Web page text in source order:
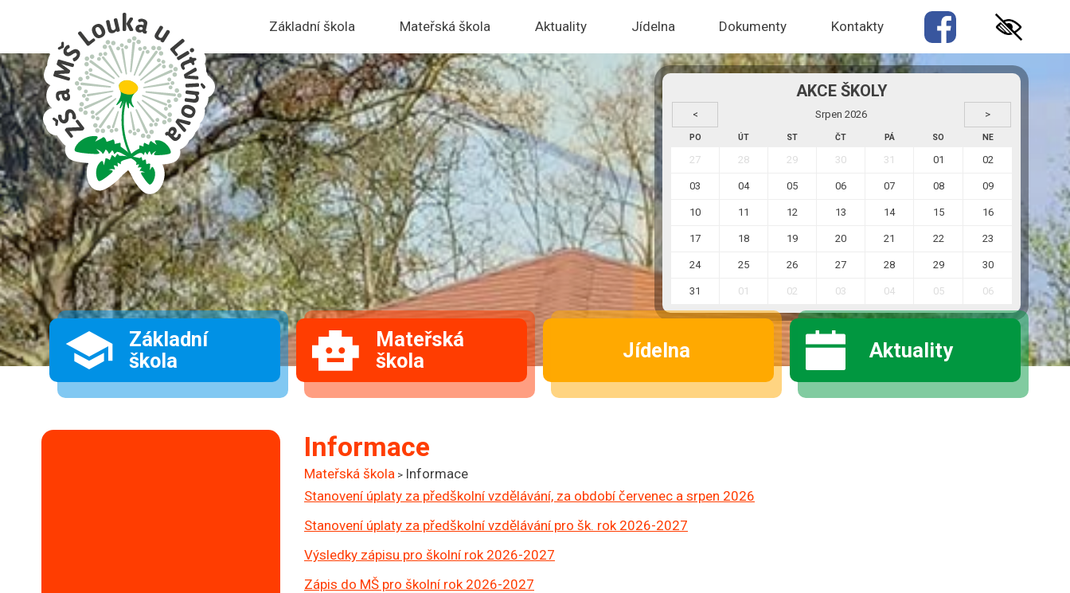
Základní škola Mateřská škola Aktuality Jídelna Dokumenty Kontakty
< Srpen 2026 >
PO ÚT ST ČT PÁ SO NE
27 28 29 30 31 01 02
03 04 05 06 07 08 09
10 11 12 13 14 15 16
17 18 19 20 21 22 23
24 25 26 27 28 29 30
31 01 02 03 04 05 06
Základní
škola
Mateřská
škola
Jídelna Aktuality
Informace
Mateřská škola > Informace
Stanovení úplaty za předškolní vzdělávání, za období červenec a srpen 2026
Stanovení úplaty za předškolní vzdělávání pro šk. rok 2026-2027
Výsledky zápisu pro školní rok 2026-2027
Zápis do MŠ pro školní rok 2026-2027